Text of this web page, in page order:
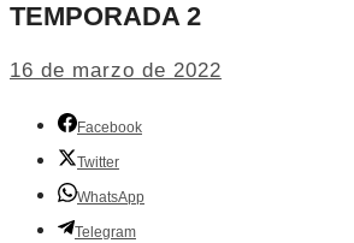
TEMPORADA 2
16 de marzo de 2022
Facebook
Twitter
WhatsApp
Telegram